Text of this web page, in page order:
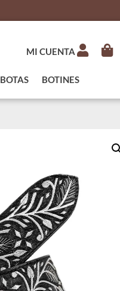
MI CUENTA
BOTAS BOTINES